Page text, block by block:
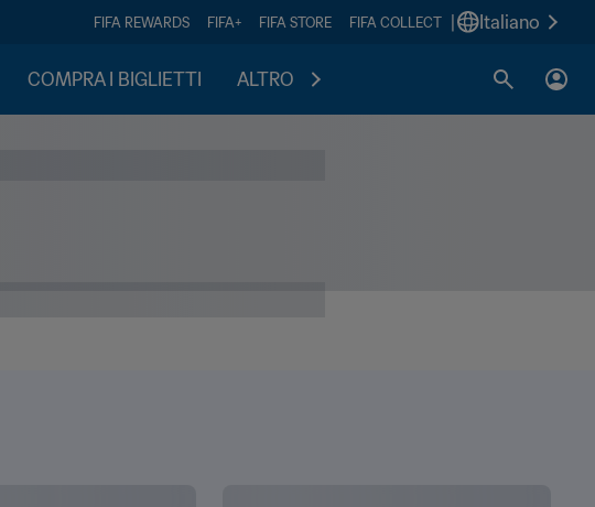
FIFA REWARDS FIFA+ FIFA STORE FIFA COLLECT Italiano
COMPRA I BIGLIETTI ALTRO